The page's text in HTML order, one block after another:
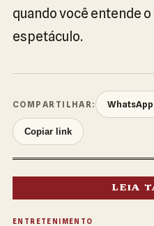
quando você entende
espetáculo.
COMPARTILHAR: WhatsApp
Copiar link
LEIA
ENTRETENIMENTO